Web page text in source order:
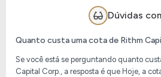
Dúvidas
Quanto custa uma cota de Rithm
Se você está se perguntando quanto
Capital Corp., a resposta é que Hoje, a